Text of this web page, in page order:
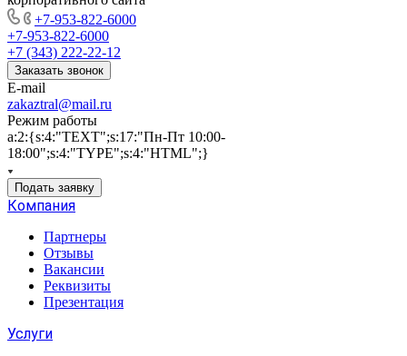
+7-953-822-6000
+7-953-822-6000
+7 (343) 222-22-12
Заказать звонок
E-mail
zakaztral@mail.ru
Режим работы
a:2:{s:4:"TEXT";s:17:"Пн-Пт 10:00-
18:00";s:4:"TYPE";s:4:"HTML";}
Подать заявку
Компания
Партнеры
Отзывы
Вакансии
Реквизиты
Презентация
Услуги